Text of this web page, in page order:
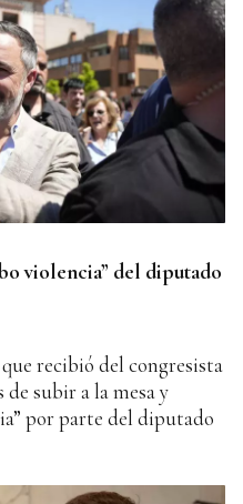
violencia” del diputado
recibió del congresista
de subir a la mesa y
por parte del diputado